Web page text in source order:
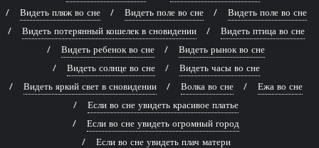
Видеть пляж во сне
Видеть поле во сне
Видеть поле во сне
Видеть потерянный кошелек в сновидении
Видеть птица во сне
Видеть ребенок во сне
Видеть рынок во сне
Видеть солнце во сне
Видеть часы во сне
Видеть яркий свет в сновидении
Волка во сне
Ежа во сне
Если во сне увидеть красивое платье
Если во сне увидеть огромный город
Если во сне увидеть плач матери